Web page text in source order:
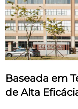
Baseada em
de Alta